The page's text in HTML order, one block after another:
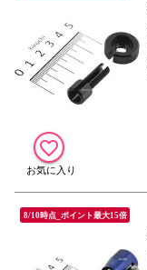
8/10時点_ポイント最大15倍